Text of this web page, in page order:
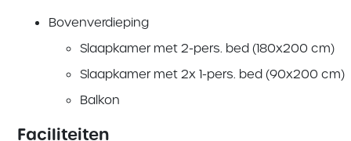
Bovenverdieping
Slaapkamer met 2-pers. bed (180x200 cm)
Slaapkamer met 2x 1-pers. bed (90x200 cm)
Balkon
Faciliteiten